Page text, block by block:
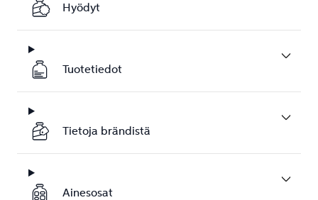
Hyödyt
Tuotetiedot
Tietoja brändistä
Ainesosat